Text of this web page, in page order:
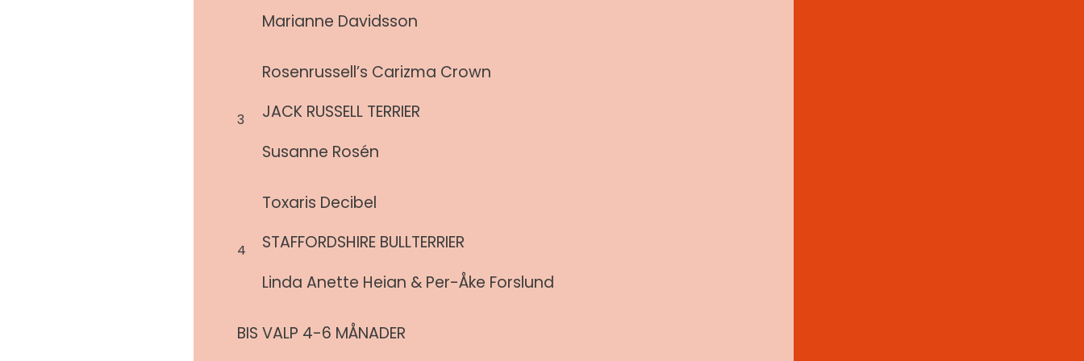
Marianne Davidsson
3
Rosenrussell’s Carizma Crown
JACK RUSSELL TERRIER
Susanne Rosén
4
Toxaris Decibel
STAFFORDSHIRE BULLTERRIER
Linda Anette Heian & Per-Åke Forslund
BIS VALP 4-6 MÅNADER